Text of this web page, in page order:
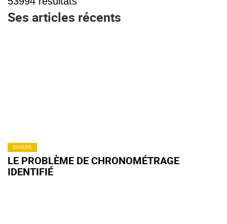
Ses articles récents
DIVERS
LE PROBLÈME DE CHRONOMÉTRAGE
IDENTIFIÉ